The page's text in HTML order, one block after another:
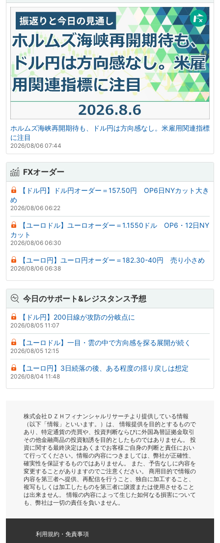
ホルムズ海峡再開期待も、ドル円は方向感なし。米雇用関連指標
に注目
2026/08/06 07:44
FXオーダー
【ドル円】ドル円オーダー＝157.50円 OP6日NYカット大き
め
2026/08/06 06:22
【ユーロドル】ユーロオーダー＝1.1550ドル OP6・12日NY
カット
2026/08/06 06:30
【ユーロ円】ユーロ円オーダー＝182.30-40円 売り小さめ
2026/08/06 06:38
今日のサポート&レジスタンス予想
【ドル円】200日線が攻防の分岐点に
2026/08/05 11:07
【ユーロドル】一目・雲の中で方向感を探る展開が続く
2026/08/05 12:15
【ユーロ円】3日続落の後、ある程度の揺り戻しは想定
2026/08/04 11:48
株式会社ＤＺＨフィナンシャルリサーチより提供している情報
（以下「情報」といいます。）は、 情報提供を目的とするもので
あり、特定通貨の売買や、投資判断ならびに外国為替証拠金取引
その他金融商品の投資勧誘を目的としたものではありません。 投
資に関する最終決定はあくまでお客様ご自身の判断と責任におい
て行ってください。情報の内容につきましては、弊社が正確性、
確実性を保証するものではありません。 また、予告なしに内容を
変更することがありますのでご注意ください。 商用目的で情報の
内容を第三者へ提供、再配信を行うこと、独自に加工すること、
複写もしくは加工したものを第三者に譲渡または使用させること
は出来ません。 情報の内容によって生じた如何なる損害について
も、弊社は一切の責任を負いません。
利用規約・免責事項